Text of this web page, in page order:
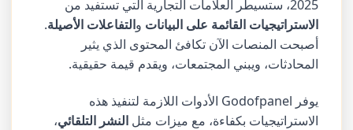
2025، ستسيطر العلامات التجارية التي تستفيد من
الاستراتيجيات القائمة على البيانات والتفاعلات الأصيلة.
أصبحت المنصات الآن تكافئ المحتوى الذي يثير
المحادثات، ويبني المجتمعات، ويقدم قيمة حقيقية.
يوفر Godofpanel الأدوات اللازمة لتنفيذ هذه
الاستراتيجيات بكفاءة، مع ميزات مثلالنشر التلقائي،